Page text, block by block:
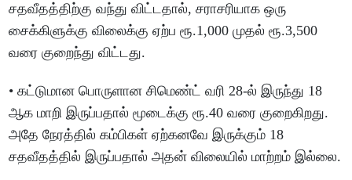
சதவீதத்திற்கு வந்து விட்டதால், சராசரியாக ஒரு
சைக்கிளுக்கு விலைக்கு ஏற்ப ரூ.1,000 முதல் ரூ.3,500
வரை குறைந்து விட்டது.
• கட்டுமான பொருளான சிமெண்ட் வரி 28-ல் இருந்து 18
ஆக மாறி இருப்பதால் மூடைக்கு ரூ.40 வரை குறைகிறது.
அதே நேரத்தில் கம்பிகள் ஏற்கனவே இருக்கும் 18
சதவீதத்தில் இருப்பதால் அதன் விலையில் மாற்றம் இல்லை.